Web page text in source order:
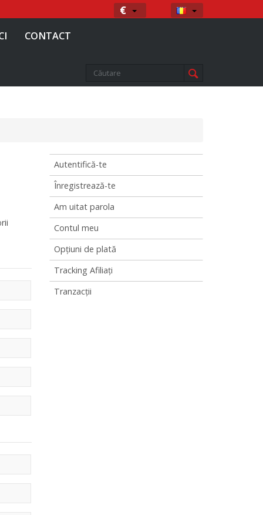
€ Moneda Limba
CONTACT
Autentifică-te
Înregistrează-te
Am uitat parola
Contul meu
Opţiuni de plată
Tracking Afiliaţi
Tranzacții